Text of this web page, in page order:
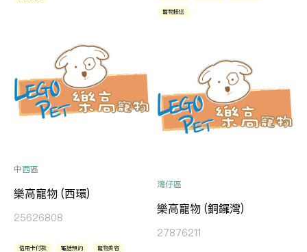
寵物接送
中西區
樂高寵物 (西環)
25626808
信用卡付款 電話預約 寵物美容
灣仔區
樂高寵物 (銅鑼灣)
27876211